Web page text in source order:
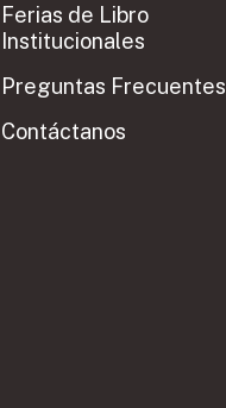
Ferias de Libro
Institucionales
Preguntas Frecuentes
Contáctanos